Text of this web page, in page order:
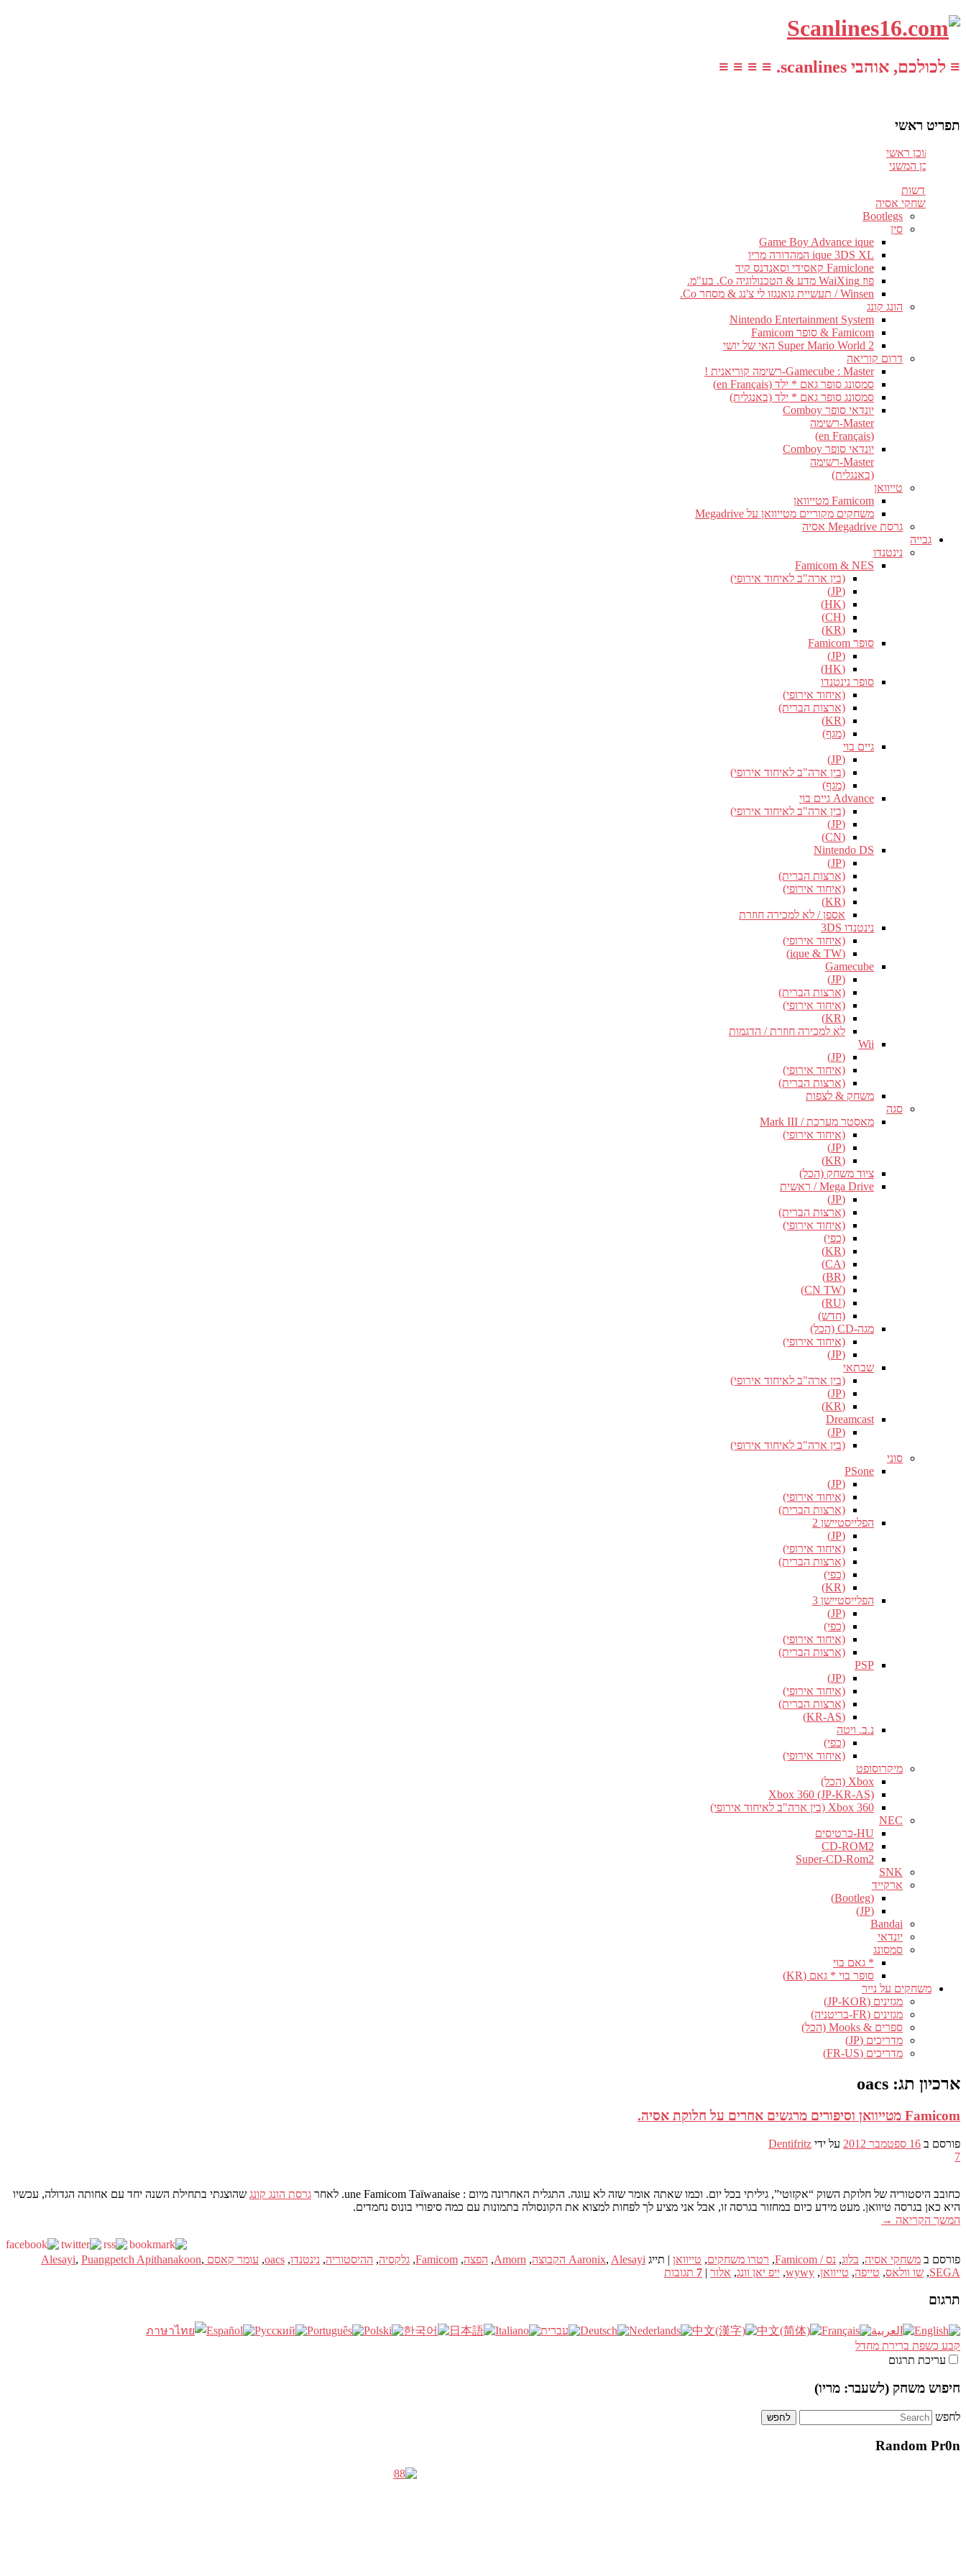
≡ לכולכם, אוהבי scanlines. ≡ ≡ ≡ ≡
תפריט ראשי
עבור לתוכן ראשי
דלג לתוכן המשני
חדשות
משחקי אסיה
Bootlegs
סין
Game Boy Advance ique
ique 3DS XL המהדורה מריו
Famiclone קאסידי וסאנדנס קיד
פוז WaiXing מדע & הטכנולוגיה Co. בע"מ.
Winsen / תעשיית גואנגזו לי צ'נג & מסחר Co.
הונג קונג
Nintendo Entertainment System
Famicom & סופר Famicom
Super Mario World 2 האי של יושי
דרום קוריאה
Gamecube : Master-רשימה קוריאנית !
סמסונג סופר גאם * ילד (en Français)
סמסונג סופר גאם * ילד (באנגלית)
יונדאי סופר Comboy
Master-רשימה
(en Français)
יונדאי סופר Comboy
Master-רשימה
(באנגלית)
טייוואן
Famicom מטייוואן
משחקים מקוריים מטייוואן על Megadrive
גרסת Megadrive אסיה
גבייה
נינטנדו
Famicom & NES
(בין ארה"ב לאיחוד אירופי)
(JP)
(HK)
(CH)
(KR)
סופר Famicom
(JP)
(HK)
סופר נינטנדו
(איחוד אירופי)
(ארצות הברית)
(KR)
(מגף)
גיים בוי
(JP)
(בין ארה"ב לאיחוד אירופי)
(מגף)
Advance גיים בוי
(בין ארה"ב לאיחוד אירופי)
(JP)
(CN)
Nintendo DS
(JP)
(ארצות הברית)
(איחוד אירופי)
(KR)
אספן / לא למכירה חוזרת
נינטנדו 3DS
(איחוד אירופי)
(ique & TW)
Gamecube
(JP)
(ארצות הברית)
(איחוד אירופי)
(KR)
לא למכירה חוזרת / הדגמות
Wii
(JP)
(איחוד אירופי)
(ארצות הברית)
משחק & לצפות
סגה
מאסטר מערכת / Mark III
(איחוד אירופי)
(JP)
(KR)
ציוד משחק (הכל)
Mega Drive / ראשית
(JP)
(ארצות הברית)
(איחוד אירופי)
(כפי)
(KR)
(CA)
(BR)
(CN TW)
(RU)
(חדש)
מגה-CD (הכל)
(איחוד אירופי)
(JP)
שבתאי
(בין ארה"ב לאיחוד אירופי)
(JP)
(KR)
Dreamcast
(JP)
(בין ארה"ב לאיחוד אירופי)
סוני
PSone
(JP)
(איחוד אירופי)
(ארצות הברית)
הפלייסטיישן 2
(JP)
(איחוד אירופי)
(ארצות הברית)
(כפי)
(KR)
הפלייסטיישן 3
(JP)
(כפי)
(איחוד אירופי)
(ארצות הברית)
PSP
(JP)
(איחוד אירופי)
(ארצות הברית)
(KR-AS)
נ.ב. ויטה
(כפי)
(איחוד אירופי)
מיקרוסופט
Xbox (הכל)
Xbox 360 (JP-KR-AS)
Xbox 360 (בין ארה"ב לאיחוד אירופי)
NEC
HU-כרטיסים
CD-ROM2
Super-CD-Rom2
SNK
ארקייד
(Bootleg)
(JP)
Bandai
יונדאי
סמסונג
* גאם בוי
סופר בוי * גאם (KR)
משחקים על נייר
מגזינים (JP-KOR)
מגזינים (FR-בריטניה)
ספרים & Mooks (הכל)
מדריכים (JP)
מדריכים (FR-US)
ארכיון תג: oacs
Famicom מטייוואן וסיפורים מרגשים אחרים על חלוקת אסיה.
פורסם ב 16 ספטמבר 2012 על ידי Dentifritz
7
כחובב היסטוריה של חלוקת השוק “אקזוטי”, גיליתי בכל יום. וכמו שאתה אומר שזה לא עוגה. התגלית האחרונה מיום : une Famicom Taïwanaise. לאחר גרסת הונג קונג שהוצגתי בתחילת השנה יחד עם אחותה הגדולה, עכשיו
היא כאן בגרסה טיוואן. מעט מידע כיום במחזור בגרסה זו, אבל אני מציע לך לפחות למצוא את הקונסולה בתמונות עם כמה סיפורי בונוס נחמדים.
המשך הקריאה →
פורסם ב משחקי אסיה, בלוג, נס / Famicom , רטרו משחקים, טייוואן | תייג Aaronix, Alesayi הקבוצה ,
Amorn
, הפצה,
Famicom
, גלקסיה, ההיסטוריה, נינטנדו,
oacs
, עומר קאסם Alesayi , Puangpetch Apithanakoon,
SEGA
, שו וולאס, טייפה, טייוואן,
wywy
, ייפ יאן וונג, אלור |
7 תגובות
תרגום
קבע כשפת ברירת מחדל
עריכת תרגום
חיפוש משחק (לשעבר: מריו)
לחפש
Random Pr0n